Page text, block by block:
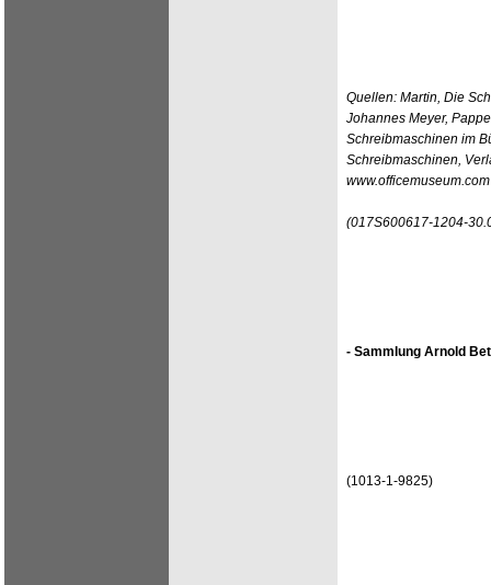
Quellen: Martin, Die
Johannes Meyer,
Schreibmaschinen im
Schreibmaschinen,
(017S600617-1204-
- Sammlung Arnold
(1013-1-9825)